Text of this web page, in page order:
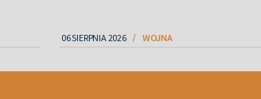
06 SIERPNIA 2026 WOJNA